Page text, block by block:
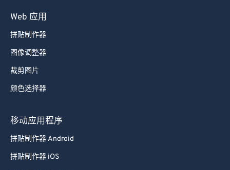
Web 应用
拼贴制作器
图像调整器
裁剪图片
颜色选择器
移动应用程序
拼贴制作器 Android
拼贴制作器 iOS